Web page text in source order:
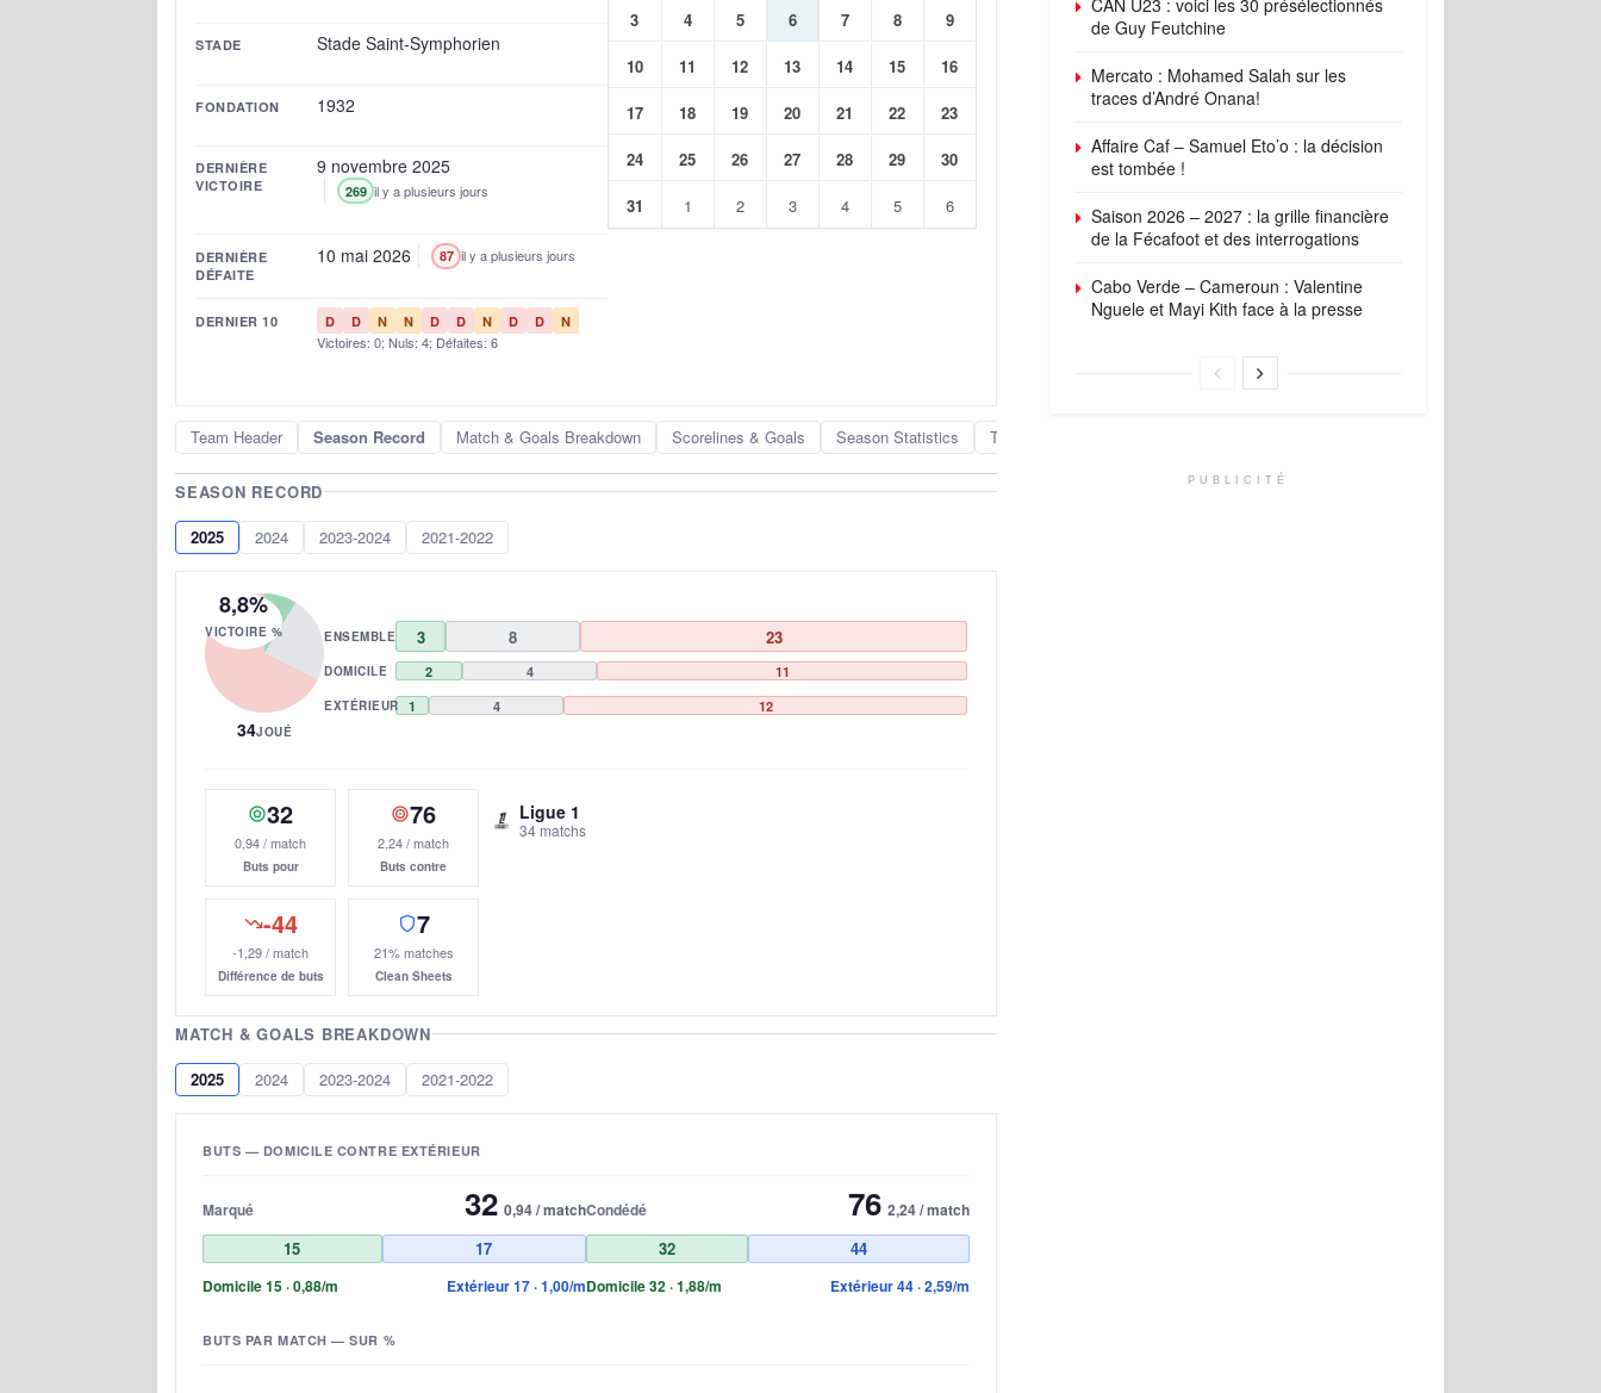
STADE Stade Saint-Symphorien
FONDATION 1932
DERNIÈRE
VICTOIRE
9 novembre 2025
269 il y a plusieurs jours
DERNIÈRE
DÉFAITE
10 mai 2026 87 il y a plusieurs jours
DERNIER 10 D D N N D D N D D N
Victoires: 0; Nuls: 4; Défaites: 6
3 4 5 6 7 8 9
10 11 12 13 14 15 16
17 18 19 20 21 22 23
24 25 26 27 28 29 30
31 1 2 3 4 5 6
Team Header Season Record Match & Goals Breakdown Scorelines & Goals Season Statistics Team Rankings
SEASON RECORD
2025
2024 2023-2024 2021-2022
8,8%
VICTOIRE %
34JOUÉ
ENSEMBLE 3 8 23
DOMICILE 2 4 11
EXTÉRIEUR 1 4 12
32
0,94 / match
Buts pour
76
2,24 / match
Buts contre
-44
-1,29 / match
Différence de buts
7
21% matches
Clean Sheets
Ligue 1
34 matchs
MATCH & GOALS BREAKDOWN
2025
2024 2023-2024 2021-2022
BUTS — DOMICILE CONTRE EXTÉRIEUR
Marqué 32 0,94 / match
15 17
Domicile 15 · 0,88/m Extérieur 17 · 1,00/m
Condédé 76 2,24 / match
32 44
Domicile 32 · 1,88/m Extérieur 44 · 2,59/m
BUTS PAR MATCH — SUR %
CAN U23 : voici les 30 présélectionnés
de Guy Feutchine
Mercato : Mohamed Salah sur les
traces d’André Onana!
Affaire Caf – Samuel Eto’o : la décision
est tombée !
Saison 2026 – 2027 : la grille financière
de la Fécafoot et des interrogations
Cabo Verde – Cameroun : Valentine
Nguele et Mayi Kith face à la presse
PUBLICITÉ